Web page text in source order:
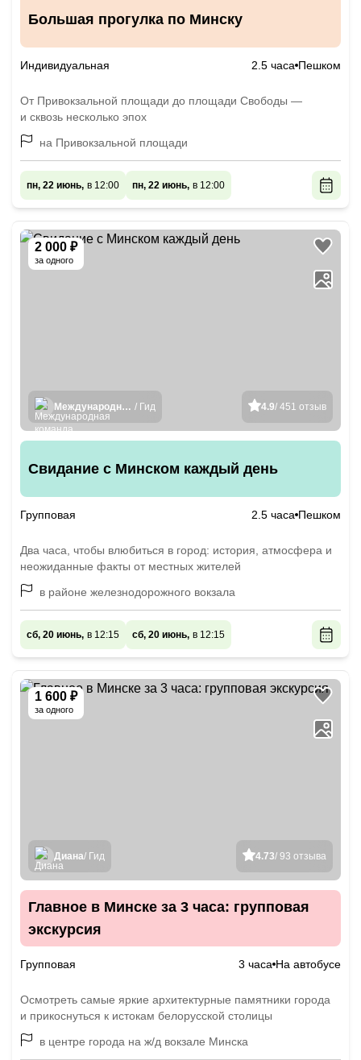
Большая прогулка по Минску
Индивидуальная 2.5 часа Пешком
От Привокзальной площади до площади Свободы —
и сквозь несколько эпох
на Привокзальной площади
пн, 22 июнь, в 12:00 пн, 22 июнь, в 12:00
2 000 ₽
за одного
4.9/ 451 отзыв
Международная команда гидов / Гид
Свидание с Минском каждый день
Групповая 2.5 часа Пешком
Два часа, чтобы влюбиться в город: история, атмосфера и
неожиданные факты от местных жителей
в районе железнодорожного вокзала
сб, 20 июнь, в 12:15 сб, 20 июнь, в 12:15
1 600 ₽
за одного
4.73/ 93 отзыва
Диана/ Гид
Главное в Минске за 3 часа: групповая
экскурсия
Групповая 3 часа На автобусе
Осмотреть самые яркие архитектурные памятники города
и прикоснуться к истокам белорусской столицы
в центре города на ж/д вокзале Минска